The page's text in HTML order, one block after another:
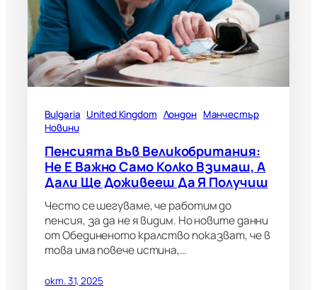
Bulgaria United Kingdom Лондон Манчестър
Новини
Пенсията Във Великобритания:
Не Е Важно Само Колко Взимаш, А
Дали Ще Доживееш Да Я Получиш
Често се шегуваме, че работим до
пенсия, за да не я видим. Но новите данни
от Обединеното кралство показват, че в
това има повече истина,…
окт. 31, 2025